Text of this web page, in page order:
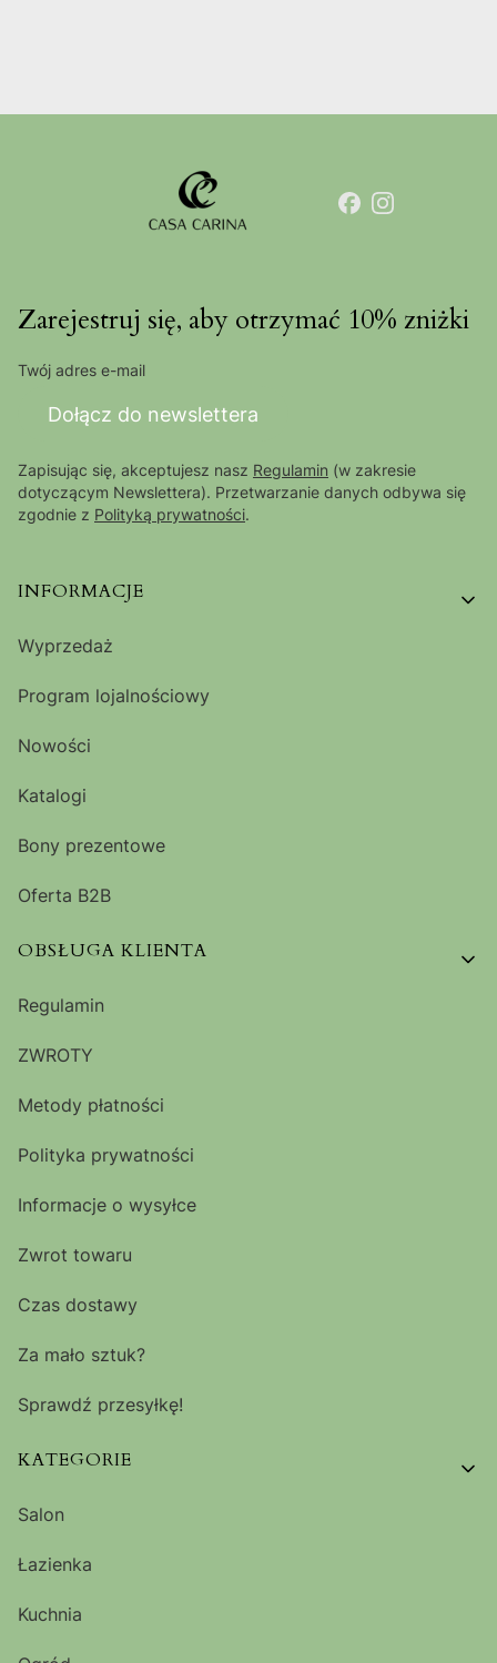
Zarejestruj się, aby otrzymać 10% zniżki
Twój adres e-mail
Dołącz do newslettera
Zapisując się, akceptujesz nasz Regulamin (w zakresie
dotyczącym Newslettera). Przetwarzanie danych odbywa się
zgodnie z Polityką prywatności.
Linki w stopce
INFORMACJE
Wyprzedaż
Program lojalnościowy
Nowości
Katalogi
Bony prezentowe
Oferta B2B
OBSŁUGA KLIENTA
Regulamin
ZWROTY
Metody płatności
Polityka prywatności
Informacje o wysyłce
Zwrot towaru
Czas dostawy
Za mało sztuk?
Sprawdź przesyłkę!
KATEGORIE
Salon
Łazienka
Kuchnia